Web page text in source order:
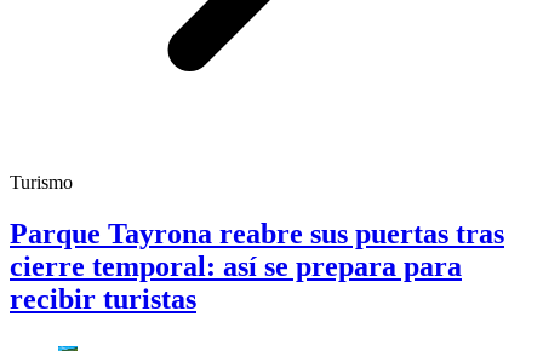
Turismo
Parque Tayrona reabre sus puertas tras
cierre temporal: así se prepara para
recibir turistas